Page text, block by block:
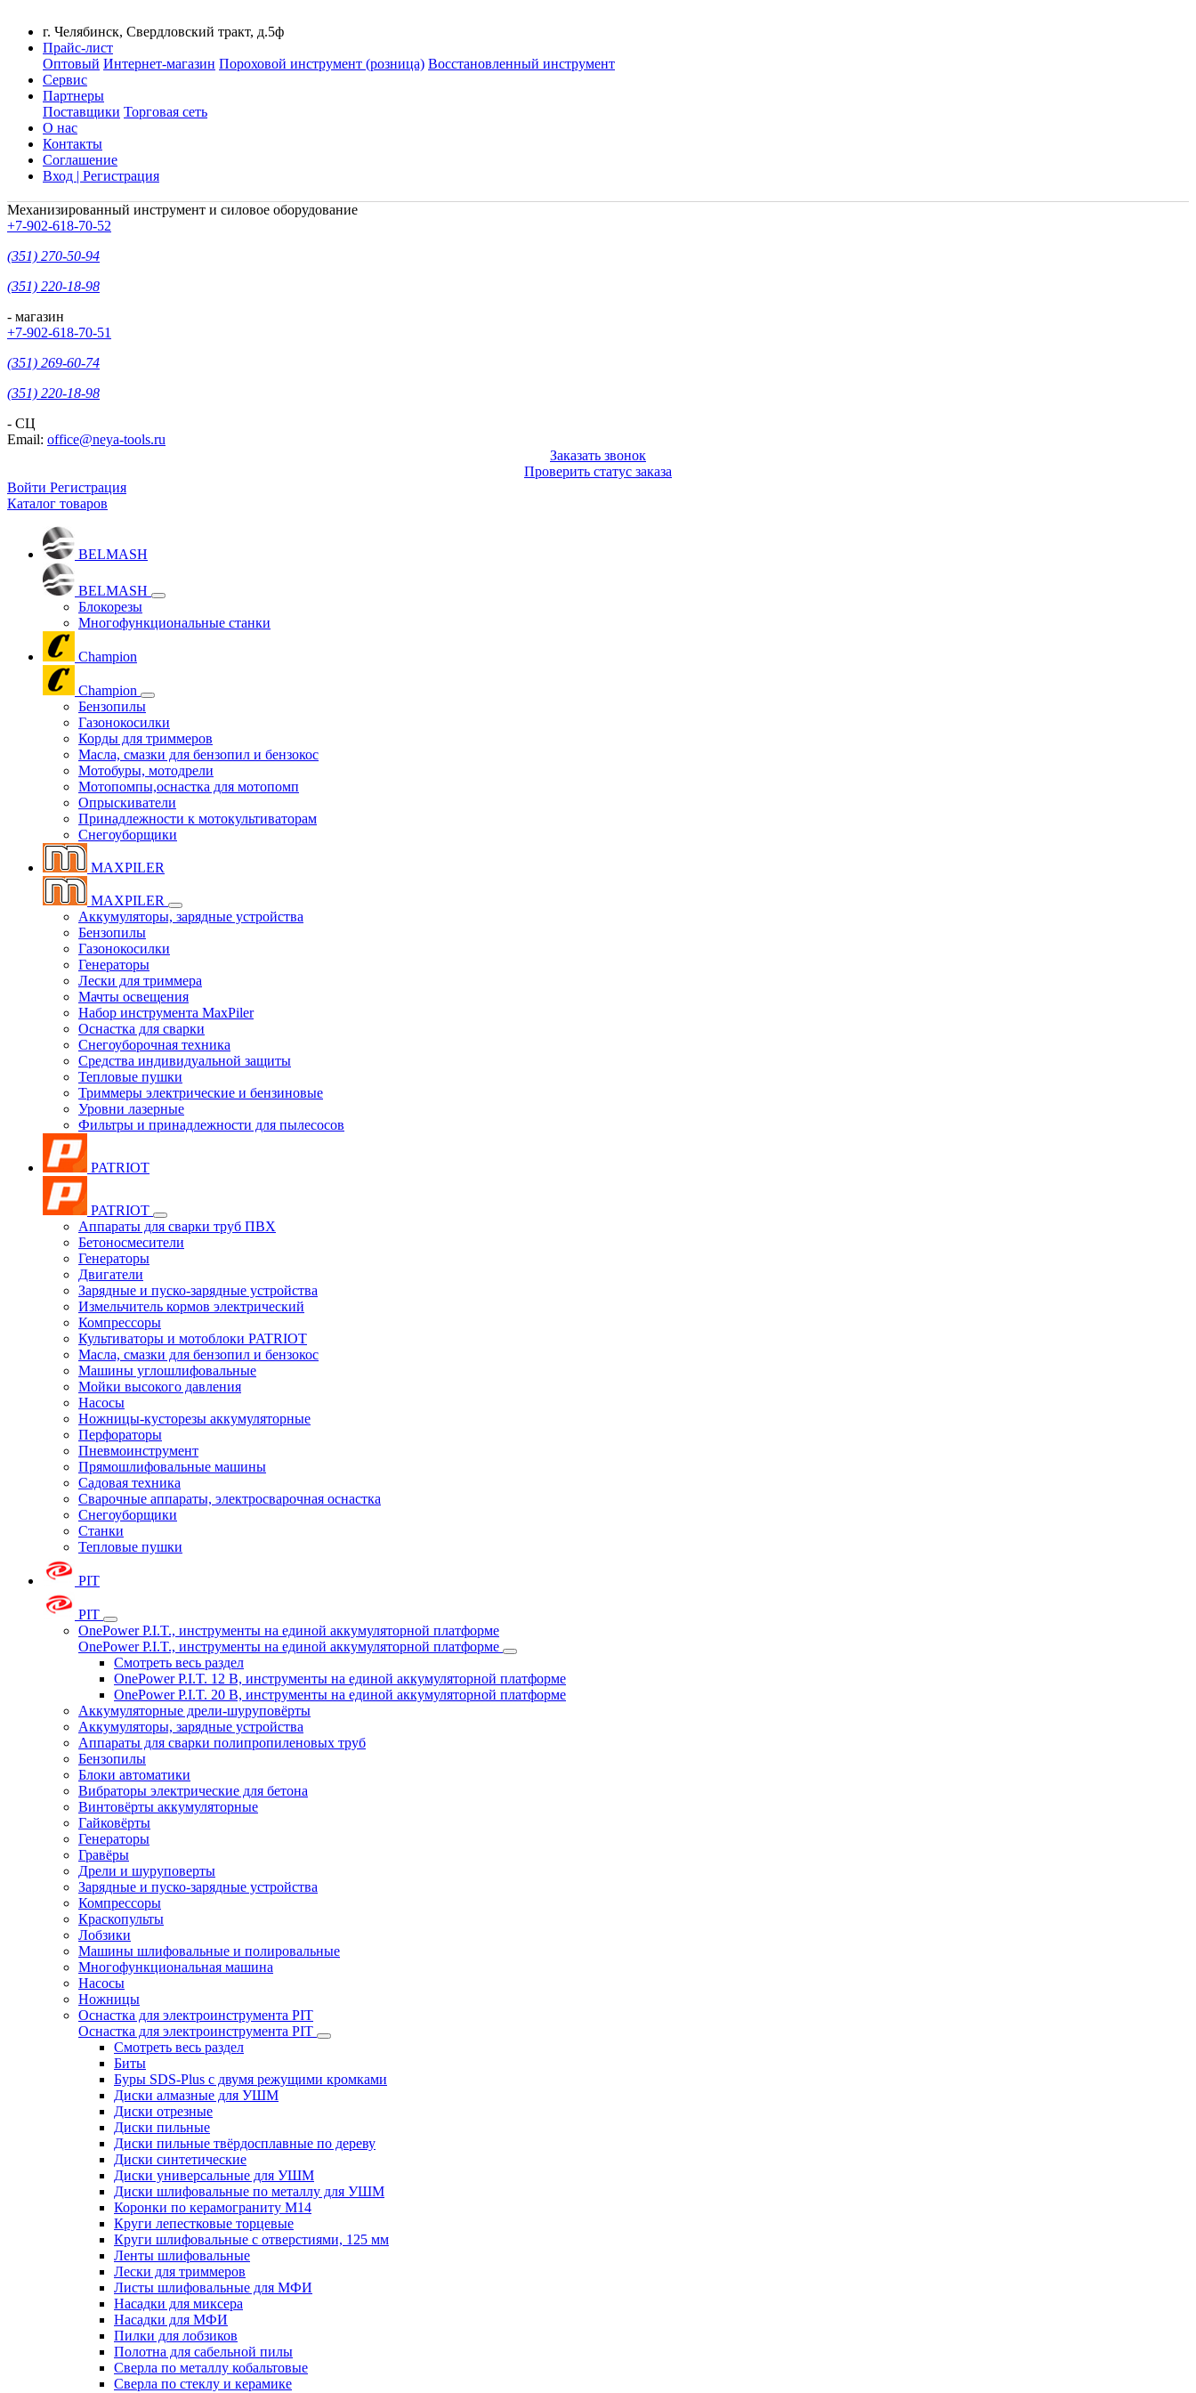
г. Челябинск, Свердловский тракт, д.5ф
Прайс-лист
Оптовый Интернет-магазин Пороховой инструмент (розница) Восстановленный инструмент
Сервис
Партнеры
Поставщики Торговая сеть
О нас
Контакты
Соглашение
Вход | Регистрация
Механизированный инструмент и силовое оборудование
+7-902-618-70-52
(351) 270-50-94
(351) 220-18-98
- магазин
+7-902-618-70-51
(351) 269-60-74
(351) 220-18-98
- СЦ
Email: office@neya-tools.ru
Заказать звонок
Проверить статус заказа
Войти Регистрация
Каталог товаров
BELMASH
BELMASH
Блокорезы
Многофункциональные станки
Champion
Champion
Бензопилы
Газонокосилки
Корды для триммеров
Масла, смазки для бензопил и бензокос
Мотобуры, мотодрели
Мотопомпы,оснастка для мотопомп
Опрыскиватели
Принадлежности к мотокультиваторам
Снегоуборщики
MAXPILER
MAXPILER
Аккумуляторы, зарядные устройства
Бензопилы
Газонокосилки
Генераторы
Лески для триммера
Мачты освещения
Набор инструмента MaxPiler
Оснастка для сварки
Снегоуборочная техника
Средства индивидуальной защиты
Тепловые пушки
Триммеры электрические и бензиновые
Уровни лазерные
Фильтры и принадлежности для пылесосов
PATRIOT
PATRIOT
Аппараты для сварки труб ПВХ
Бетоносмесители
Генераторы
Двигатели
Зарядные и пуско-зарядные устройства
Измельчитель кормов электрический
Компрессоры
Культиваторы и мотоблоки PATRIOT
Масла, смазки для бензопил и бензокос
Машины углошлифовальные
Мойки высокого давления
Насосы
Ножницы-кусторезы аккумуляторные
Перфораторы
Пневмоинструмент
Прямошлифовальные машины
Садовая техника
Сварочные аппараты, электросварочная оснастка
Снегоуборщики
Станки
Тепловые пушки
PIT
PIT
OnePower P.I.T., инструменты на единой аккумуляторной платформе
OnePower P.I.T., инструменты на единой аккумуляторной платформе
Смотреть весь раздел
OnePower P.I.T. 12 В, инструменты на единой аккумуляторной платформе
OnePower P.I.T. 20 В, инструменты на единой аккумуляторной платформе
Аккумуляторные дрели-шуруповёрты
Аккумуляторы, зарядные устройства
Аппараты для сварки полипропиленовых труб
Бензопилы
Блоки автоматики
Вибраторы электрические для бетона
Винтовёрты аккумуляторные
Гайковёрты
Генераторы
Гравёры
Дрели и шуруповерты
Зарядные и пуско-зарядные устройства
Компрессоры
Краскопульты
Лобзики
Машины шлифовальные и полировальные
Многофункциональная машина
Насосы
Ножницы
Оснастка для электроинструмента PIT
Оснастка для электроинструмента PIT
Смотреть весь раздел
Биты
Буры SDS-Plus c двумя режущими кромками
Диски алмазные для УШМ
Диски отрезные
Диски пильные
Диски пильные твёрдосплавные по дереву
Диски синтетические
Диски универсальные для УШМ
Диски шлифовальные по металлу для УШМ
Коронки по керамограниту M14
Круги лепестковые торцевые
Круги шлифовальные с отверстиями, 125 мм
Ленты шлифовальные
Лески для триммеров
Листы шлифовальные для МФИ
Насадки для миксера
Насадки для МФИ
Пилки для лобзиков
Полотна для сабельной пилы
Сверла по металлу кобальтовые
Сверла по стеклу и керамике